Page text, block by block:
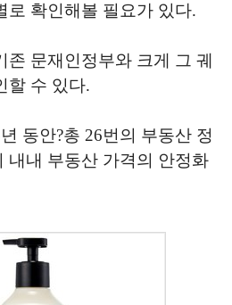
로 확인해볼 필요가 있다.
존 문재인정부와 크게 그 궤
할 수 있다.
동안?총 26번의 부동산 정
내내 부동산 가격의 안정화